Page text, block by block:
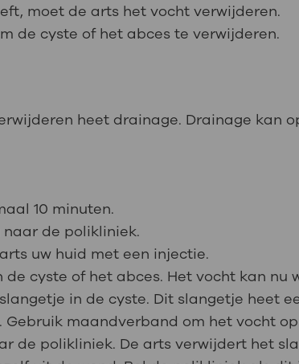
moet de arts het vocht verwijderen.
de cyste of het abces te verwijderen.
heet drainage. Drainage kan
10 minuten.
de polikliniek.
uw huid met een injectie.
cyste of het abces. Het vocht kan nu
in de cyste. Dit slangetje heet
maandverband om het vocht
de polikliniek. De arts verwijdert het